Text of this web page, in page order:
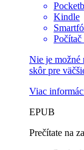
Kindle
Nie je
skôr pre
Viac
EPUB
Prečítate na